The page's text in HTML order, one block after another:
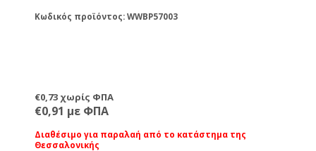
Κωδικός προϊόντος: WWBP57003
€0,73 χωρίς ΦΠΑ
€0,91 με ΦΠΑ
Διαθέσιμο για παραλαή από το κατάστημα της
Θεσσαλονικής